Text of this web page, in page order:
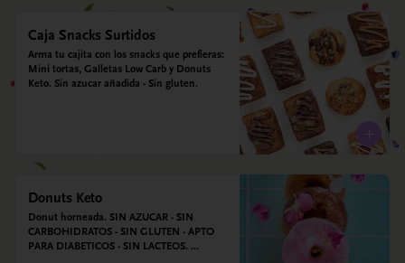
Caja Snacks Surtidos
Arma tu cajita con los snacks que prefieras:
Mini tortas, Galletas Low Carb y Donuts
Keto. Sin azucar añadida - Sin gluten.
Donuts Keto
Donut horneada. SIN AZUCAR - SIN
CARBOHIDRATOS - SIN GLUTEN - APTO
PARA DIABETICOS - SIN LACTEOS.